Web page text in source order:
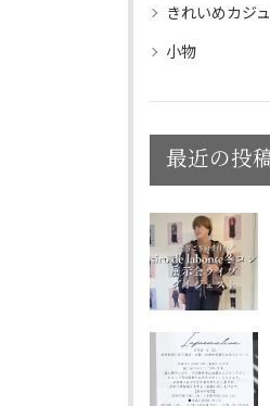
きれいめカジ
小物
最近の投